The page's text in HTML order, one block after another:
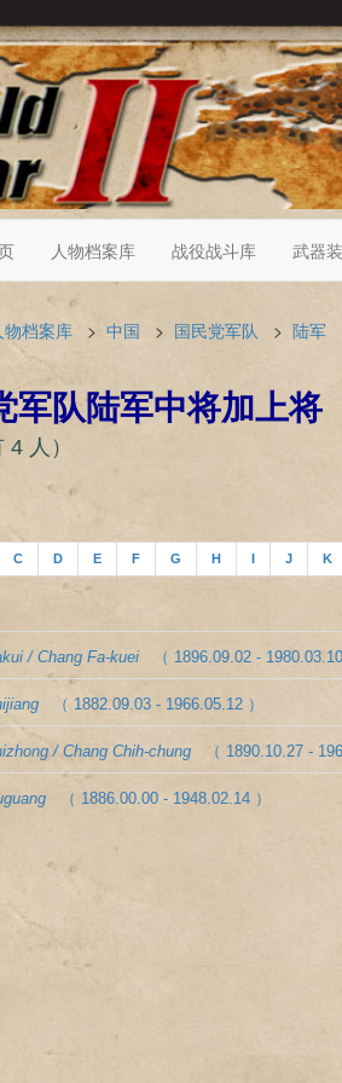
人物档案库 战役战斗库 武器
物档案库 > 中国 > 国民党军队 > 陆军
军队陆军中将加上将
4 人）
C D E F G H I J K
/ Chang Fa-kuei （ 1896.09.02 - 1980.03.10
（ 1882.09.03 - 1966.05.12 ）
/ Chang Chih-chung （ 1890.10.27 -
（ 1886.00.00 - 1948.02.14 ）